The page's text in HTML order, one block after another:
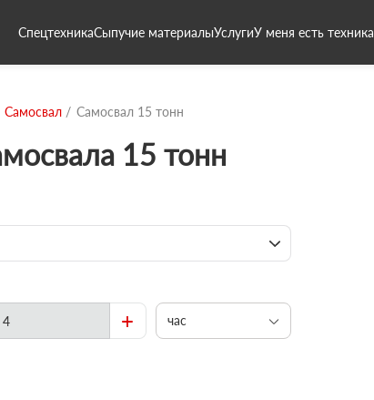
СпецтехникаСыпучие материалыУслугиУ меня есть техника
Самосвал Самосвал 15 тонн
15 тонн
+ час